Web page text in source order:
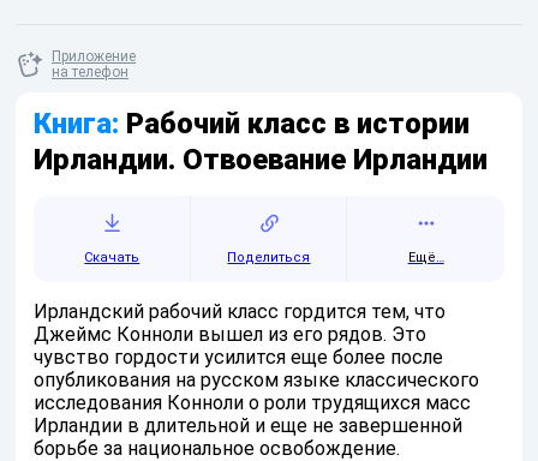
Приложение
на телефон
Книга: Рабочий класс в истории
Ирландии. Отвоевание Ирландии
Скачать Поделиться Ещё…
Ирландский рабочий класс гордится тем, что
Джеймс Конноли вышел из его рядов. Это
чувство гордости усилится еще более после
опубликования на русском языке классического
исследования Конноли о роли трудящихся масс
Ирландии в длительной и еще не завершенной
борьбе за национальное освобождение.